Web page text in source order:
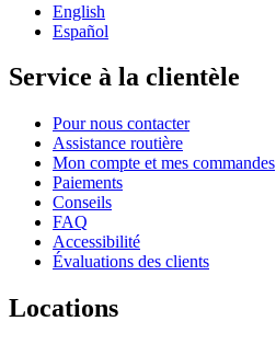
English
Español
Service à la clientèle
Pour nous contacter
Assistance routière
Mon compte et mes commandes
Paiements
Conseils
FAQ
Accessibilité
Évaluations des clients
Locations